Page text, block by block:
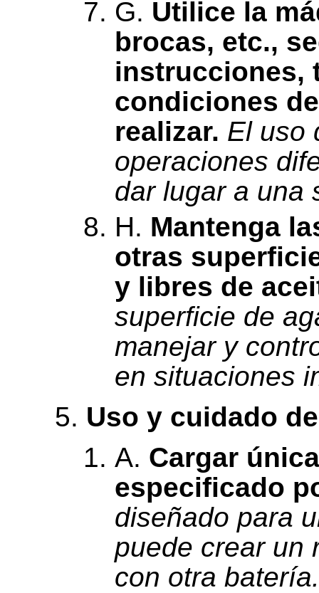
G. Utilice la
brocas, etc.,
instrucciones,
condiciones
realizar. El uso
operaciones
dar lugar a una
H. Mantenga
otras
y libres de
superficie de
manejar y
en situaciones
Uso y cuidado
A. Cargar
especificado
diseñado para
puede crear un
con otra batería.